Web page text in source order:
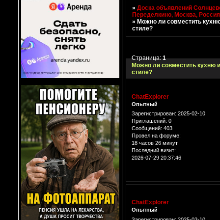
»Доска объявлений
Переделкино, Москва, Россия
»Можно ли совместить
стиле?
Можно ли совместить кухню
стиле?
Страница:1
ChatExplorer
Опытный
Зарегистрирован: 2025-02-10
Приглашений: 0
Сообщений: 403
Провел на форуме:
18 часов 26 минут
Последний визит:
2026-07-29 20:37:46
ChatExplorer
Опытный